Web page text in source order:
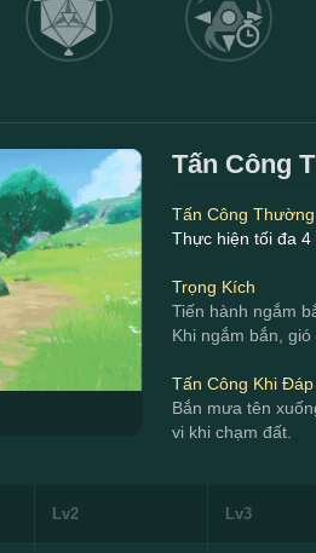
Tấn Công
Tấn Công Thường
Thực hiện tối đa 4
Trọng Kích
Tiến hành ngắm
Khi ngắm bắn,
Tấn Công Khi Đáp
Bắn mưa tên
vi khi chạm đất.
Lv2 Lv3